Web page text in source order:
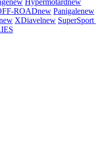
new Hypermotardnew
ROADnew Panigalenew
XDiavelnew SuperSport